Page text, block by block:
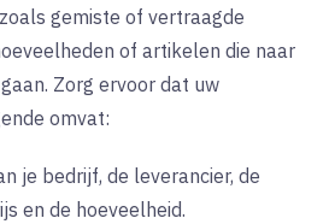
gemiste of vertraagde
of artikelen die naar
Zorg ervoor dat uw
omvat:
je bedrijf, de leverancier, de
en de hoeveelheid.